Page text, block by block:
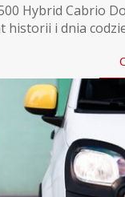
Hybrid Cabrio
historii i dnia